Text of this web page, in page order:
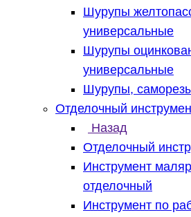
Шурупы
универсальные
Шурупы
универсальные
Шурупы,
Отделочный
Назад
Отделочный
Инструмент
отделочный
Инструмент по